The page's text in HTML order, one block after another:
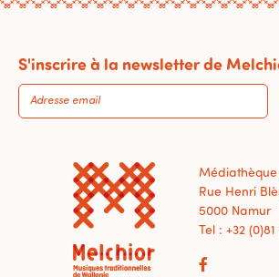
S'inscrire à la newsletter de
Rue Henri
5000 Namur
Tel : +32